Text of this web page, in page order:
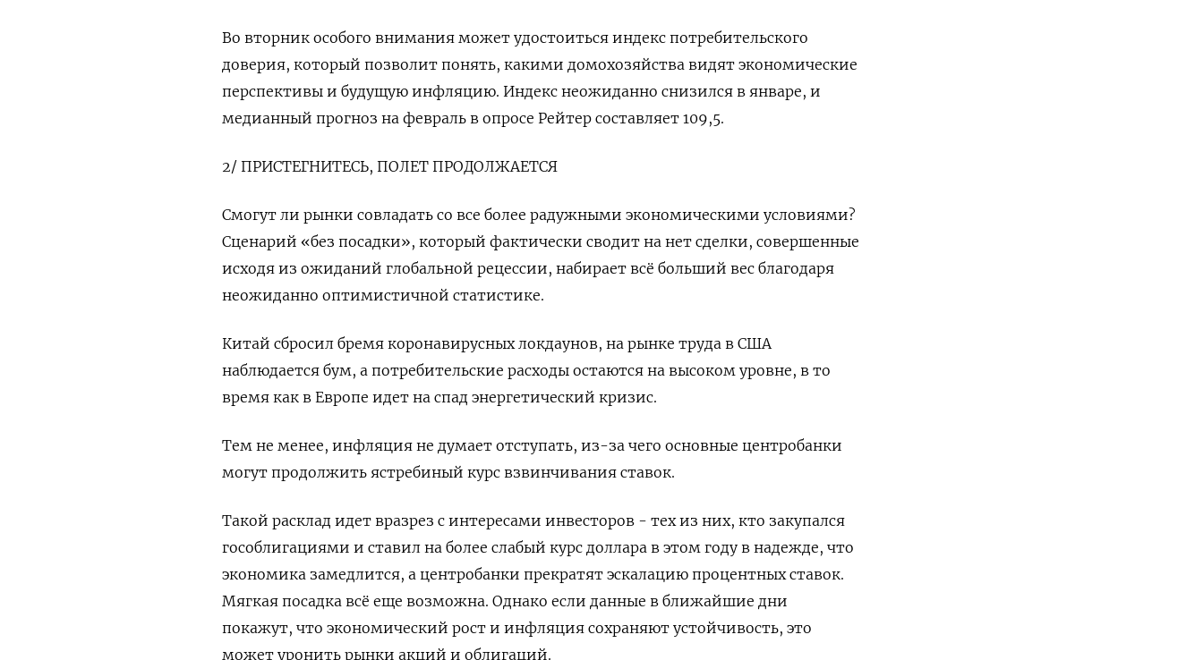
Во вторник особого внимания может удостоиться индекс потребительского
доверия, который позволит понять, какими домохозяйства видят экономические
перспективы и будущую инфляцию. Индекс неожиданно снизился в январе, и
медианный прогноз на февраль в опросе Рейтер составляет 109,5.
2/ ПРИСТЕГНИТЕСЬ, ПОЛЕТ ПРОДОЛЖАЕТСЯ
Смогут ли рынки совладать со все более радужными экономическими условиями?
Сценарий «без посадки», который фактически сводит на нет сделки, совершенные
исходя из ожиданий глобальной рецессии, набирает всё больший вес благодаря
неожиданно оптимистичной статистике.
Китай сбросил бремя коронавирусных локдаунов, на рынке труда в США
наблюдается бум, а потребительские расходы остаются на высоком уровне, в то
время как в Европе идет на спад энергетический кризис.
Тем не менее, инфляция не думает отступать, из-за чего основные центробанки
могут продолжить ястребиный курс взвинчивания ставок.
Такой расклад идет вразрез с интересами инвесторов - тех из них, кто закупался
гособлигациями и ставил на более слабый курс доллара в этом году в надежде, что
экономика замедлится, а центробанки прекратят эскалацию процентных ставок.
Мягкая посадка всё еще возможна. Однако если данные в ближайшие дни
покажут, что экономический рост и инфляция сохраняют устойчивость, это
может уронить рынки акций и облигаций.